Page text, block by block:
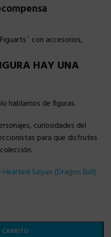
con accesorios,
HAY UNA
hablamos de figuras.
curiosidades del
para que disfrutes
Saiyan (Dragon Ball)